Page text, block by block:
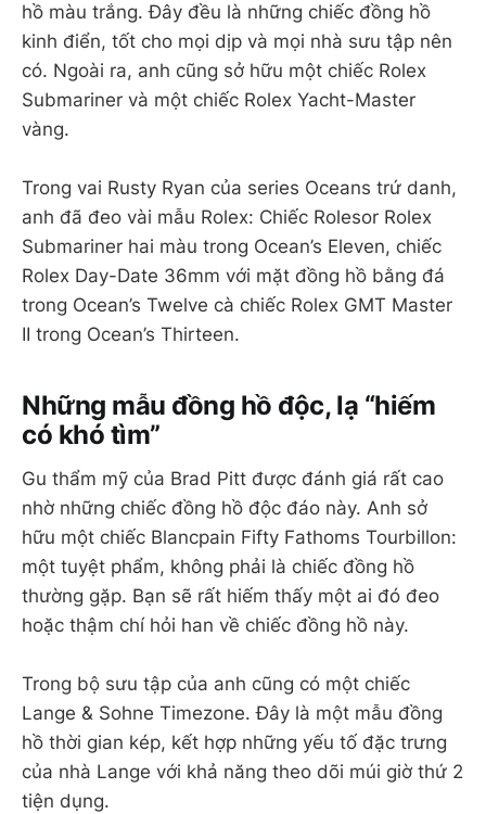
hồ màu trắng. Đây đều là những chiếc đồng hồ
kinh điển, tốt cho mọi dịp và mọi nhà sưu tập nên
có. Ngoài ra, anh cũng sở hữu một chiếc Rolex
Submariner và một chiếc Rolex Yacht-Master
vàng.
Trong vai Rusty Ryan của series Oceans trứ danh,
anh đã đeo vài mẫu Rolex: Chiếc Rolesor Rolex
Submariner hai màu trong Ocean’s Eleven, chiếc
Rolex Day-Date 36mm với mặt đồng hồ bằng đá
trong Ocean’s Twelve cà chiếc Rolex GMT Master
II trong Ocean’s Thirteen.
Những mẫu đồng hồ độc, lạ “hiếm
có khó tìm”
Gu thẩm mỹ của Brad Pitt được đánh giá rất cao
nhờ những chiếc đồng hồ độc đáo này. Anh sở
hữu một chiếc Blancpain Fifty Fathoms Tourbillon:
một tuyệt phẩm, không phải là chiếc đồng hồ
thường gặp. Bạn sẽ rất hiếm thấy một ai đó đeo
hoặc thậm chí hỏi han về chiếc đồng hồ này.
Trong bộ sưu tập của anh cũng có một chiếc
Lange & Sohne Timezone. Đây là một mẫu đồng
hồ thời gian kép, kết hợp những yếu tố đặc trưng
của nhà Lange với khả năng theo dõi múi giờ thứ 2
tiện dụng.